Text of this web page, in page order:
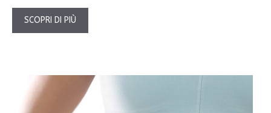
SCOPRI DI PIÙ